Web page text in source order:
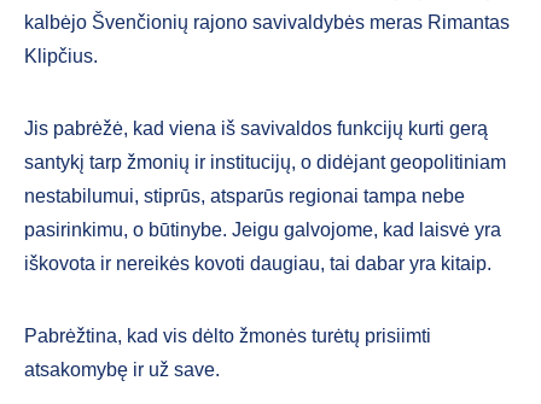
kalbėjo Švenčionių rajono savivaldybės meras Rimantas
Klipčius.
Jis pabrėžė, kad viena iš savivaldos funkcijų kurti gerą
santykį tarp žmonių ir institucijų, o didėjant geopolitiniam
nestabilumui, stiprūs, atsparūs regionai tampa nebe
pasirinkimu, o būtinybe. Jeigu galvojome, kad laisvė yra
iškovota ir nereikės kovoti daugiau, tai dabar yra kitaip.
Pabrėžtina, kad vis dėlto žmonės turėtų prisiimti
atsakomybę ir už save.